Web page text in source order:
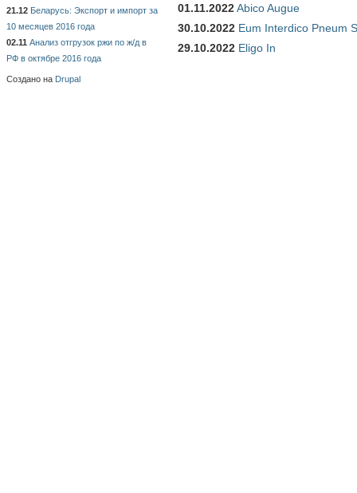
01.11.2022Abico Augue
30.10.2022 Eum Interdico Pneum
29.10.2022 Eligo In
21.12 Беларусь: Экспорт и импорт за
10 месяцев 2016 года
02.11 Анализ отгрузок ржи по ж/д в
РФ в октябре 2016 года
Создано на Drupal